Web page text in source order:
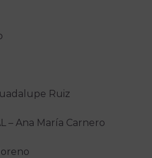
Ruiz
– Ana María Carnero